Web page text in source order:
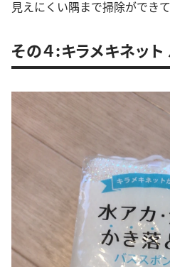
見えにくい隅まで掃除ができ
その４:キラメキネッ